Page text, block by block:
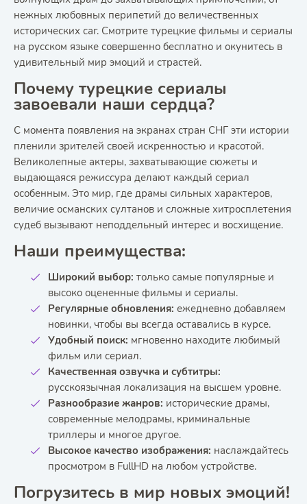
нежных любовных перипетий до величественных
исторических саг. Смотрите турецкие фильмы и сериалы
на русском языке совершенно бесплатно и окунитесь в
удивительный мир эмоций и страстей.
Почему турецкие сериалы
завоевали наши сердца?
С момента появления на экранах стран СНГ эти истории
пленили зрителей своей искренностью и красотой.
Великолепные актеры, захватывающие сюжеты и
выдающаяся режиссура делают каждый сериал
особенным. Это мир, где драмы сильных характеров,
величие османских султанов и сложные хитросплетения
судеб вызывают неподдельный интерес и восхищение.
Наши преимущества:
Широкий выбор: только самые популярные и
высоко оцененные фильмы и сериалы.
Регулярные обновления: ежедневно добавляем
новинки, чтобы вы всегда оставались в курсе.
Удобный поиск: мгновенно находите любимый
фильм или сериал.
Качественная озвучка и субтитры:
русскоязычная локализация на высшем уровне.
Разнообразие жанров: исторические драмы,
современные мелодрамы, криминальные
триллеры и многое другое.
Высокое качество изображения: наслаждайтесь
просмотром в FullHD на любом устройстве.
Погрузитесь в мир новых эмоций!